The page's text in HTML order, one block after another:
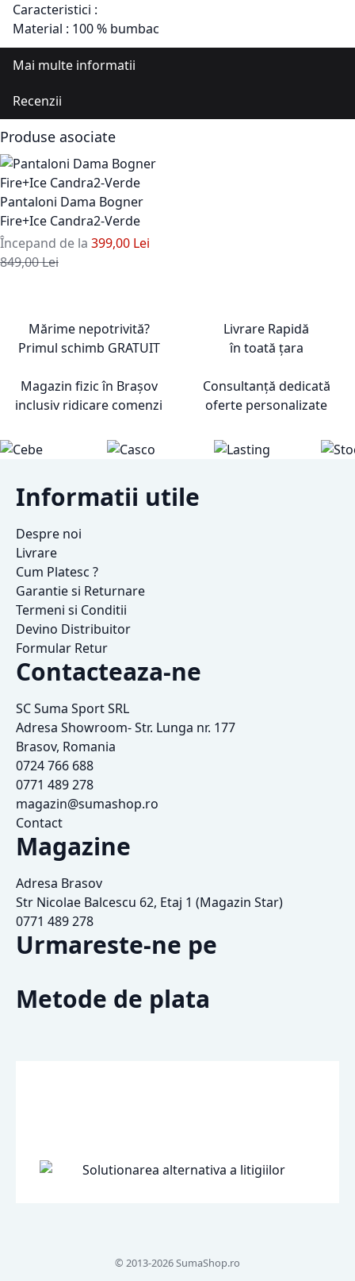
Caracteristici :
Material : 100 % bumbac
Mai multe informatii
Recenzii
Produse asociate
Pantaloni Dama Bogner
Fire+Ice Candra2-Verde
Începand de la 399,00 Lei
Pret standard
849,00 Lei
Mărime nepotrivită?
Primul schimb GRATUIT
Livrare Rapidă
în toată țara
Magazin fizic în Brașov
inclusiv ridicare comenzi
Consultanță dedicată
oferte personalizate
Informatii utile
Despre noi
Livrare
Cum Platesc ?
Garantie si Returnare
Termeni si Conditii
Devino Distribuitor
Formular Retur
Contacteaza-ne
SC Suma Sport SRL
Adresa Showroom- Str. Lunga nr. 177
Brasov, Romania
0724 766 688
0771 489 278
magazin@sumashop.ro
Contact
Magazine
Adresa Brasov
Str Nicolae Balcescu 62, Etaj 1 (Magazin Star)
0771 489 278
Urmareste-ne pe
Metode de plata
© 2013-2026 SumaShop.ro